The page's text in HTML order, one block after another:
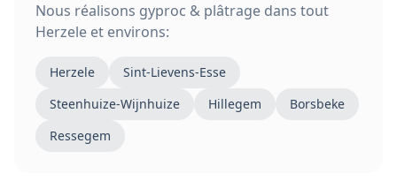
Nous réalisons gyproc & plâtrage dans tout
Herzele et environs:
Herzele
Sint-Lievens-Esse
Steenhuize-Wijnhuize
Hillegem
Borsbeke
Ressegem